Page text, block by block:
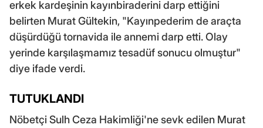
erkek kardeşinin kayınbiraderini darp ettiğini
belirten Murat Gültekin, "Kayınpederim de araçta
düşürdüğü tornavida ile annemi darp etti. Olay
yerinde karşılaşmamız tesadüf sonucu olmuştur"
diye ifade verdi.
TUTUKLANDI
Nöbetçi Sulh Ceza Hakimliği'ne sevk edilen Murat